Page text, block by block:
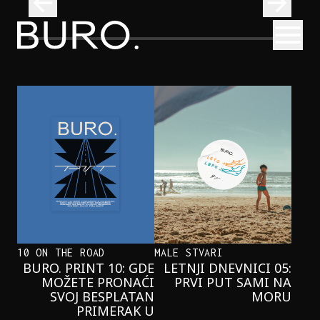
BURO.
ONAJ JEDAN PROIZVOD KOJI
STALNO SELIMO SA POLICE U
TORBE
10 ON THE ROAD
BURO. PRINT 10: GDE
MOŽETE PRONAĆI
SVOJ BESPLATAN
PRIMERAK U
MALE STVARI
LETNJI DNEVNICI 05:
PRVI PUT SAMI NA
MORU